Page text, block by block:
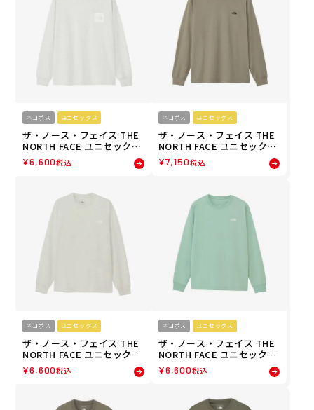
ネコポス ユニセックス
ザ・ノース・フェイス THE
NORTH FACE ユニセックス
ロングスリーブスクエアロ
ゴティー ウェア 長袖 Tシャ
¥6,600税込
ネコポス ユニセックス
ザ・ノース・フェイス THE
NORTH FACE ユニセックス
ロングスリーブフラッシュ
ドライヌプシコットンティ
¥7,150税込
ネコポス ユニセックス
ザ・ノース・フェイス THE
NORTH FACE ユニセックス
ロングスリーブバックスク
エアロゴティー ウェア 長袖
W 26FW 秋冬
¥6,600税込
ネコポス ユニセックス
ザ・ノース・フェイス THE
NORTH FACE ユニセックス
ロングスリーブバックスク
エアロゴティー ウェア 長袖
T 26FW 秋冬
¥6,600税込